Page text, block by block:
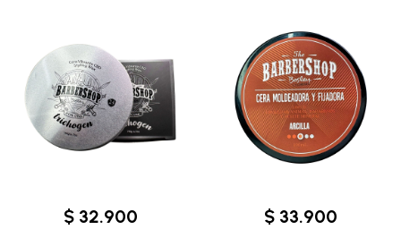
$ 32.900 $ 33.900